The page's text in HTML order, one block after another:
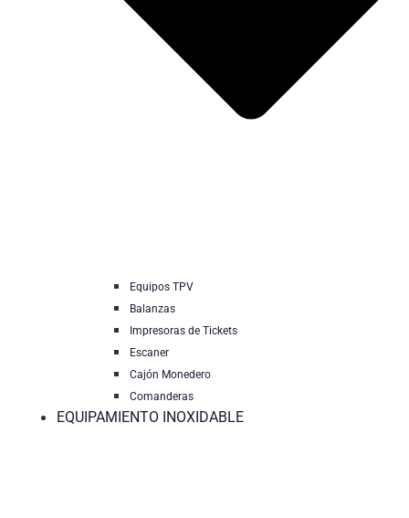
Equipos TPV
Balanzas
Impresoras de Tickets
Escaner
Cajón Monedero
Comanderas
EQUIPAMIENTO INOXIDABLE